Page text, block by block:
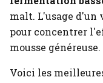
malt. L'usage d'un
pour concentrer
mousse généreuse.
Voici les